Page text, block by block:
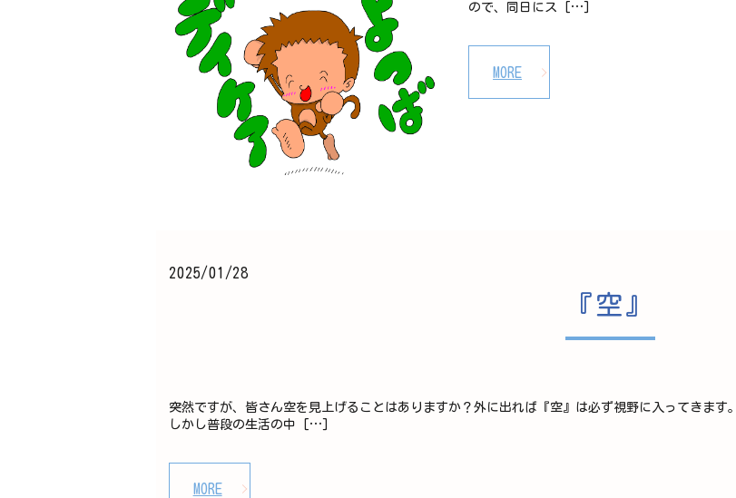
ので、同日にス […]
MORE
2025/01/28
『空』
突然ですが、皆さん空を見上げることはありますか？外に出れば『空』は必ず視野に入ってきます。
しかし普段の生活の中 […]
MORE